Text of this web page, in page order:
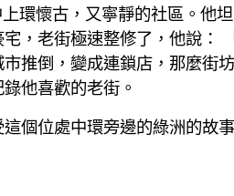
環懷古，又寧靜的社區。他
，老街極速整修了，他說：
推倒，變成連鎖店，那麼街
他喜歡的老街。
個位處中環旁邊的綠洲的故事